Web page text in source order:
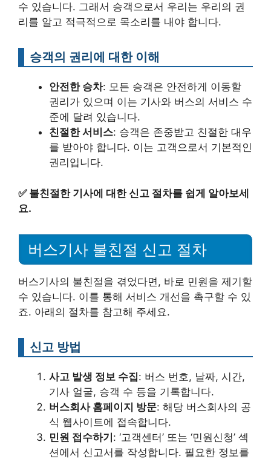
수 있습니다. 그래서 승객으로서 우리는 우리의 권
리를 알고 적극적으로 목소리를 내야 합니다.
승객의 권리에 대한 이해
안전한 승차: 모든 승객은 안전하게 이동할
권리가 있으며 이는 기사와 버스의 서비스 수
준에 달려 있습니다.
친절한 서비스: 승객은 존중받고 친절한 대우
를 받아야 합니다. 이는 고객으로서 기본적인
권리입니다.
✅ 불친절한 기사에 대한 신고 절차를 쉽게 알아보세
요.
버스기사 불친절 신고 절차
버스기사의 불친절을 겪었다면, 바로 민원을 제기할
수 있습니다. 이를 통해 서비스 개선을 촉구할 수 있
죠. 아래의 절차를 참고해 주세요.
신고 방법
사고 발생 정보 수집: 버스 번호, 날짜, 시간,
기사 얼굴, 승객 수 등을 기록합니다.
버스회사 홈페이지 방문: 해당 버스회사의 공
식 웹사이트에 접속합니다.
민원 접수하기: ‘고객센터’ 또는 ‘민원신청’ 섹
션에서 신고서를 작성합니다. 필요한 정보를